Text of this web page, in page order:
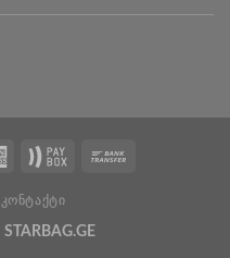
ᲙᲝᲜᲢᲐᲥᲢᲘ
STARBAG.GE